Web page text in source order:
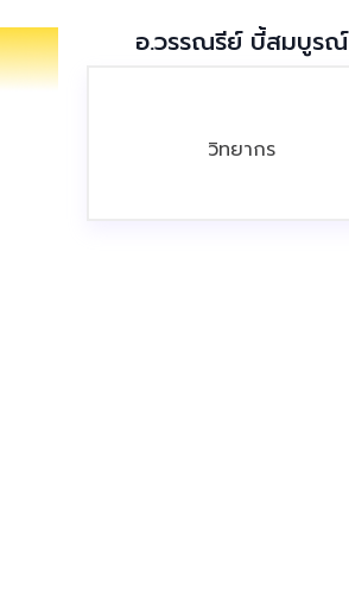
อ.วรรณรีย์ บี้สมบูรณ์
วิทยากร